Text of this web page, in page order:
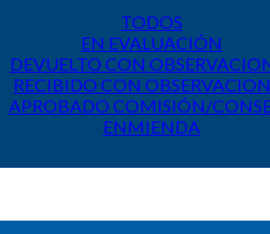
TODOS
EN EVALUACIÓN
DEVUELTO CON
RECIBIDO CON
APROBADO COMISIÓN/
ENMIENDA